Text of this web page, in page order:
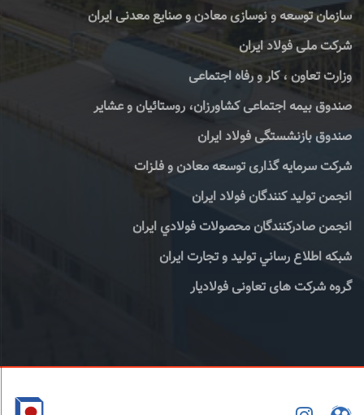
سازمان توسعه و نوسازی معادن و صنایع معدنی ایران
شرکت ملی فولاد ایران
وزارت تعاون ، کار و رفاه اجتماعی
صندوق بیمه اجتماعی کشاورزان، روستائیان و عشایر
صندوق بازنشستگی فولاد ایران
شرکت سرمایه گذاری توسعه معادن و فلزات
انجمن تولید کنندگان فولاد ایران
انجمن صادركنندگان محصولات فولادي ايران
شبكه اطلاع رساني توليد و تجارت ايران
گروه شرکت های تعاونی فولادیار